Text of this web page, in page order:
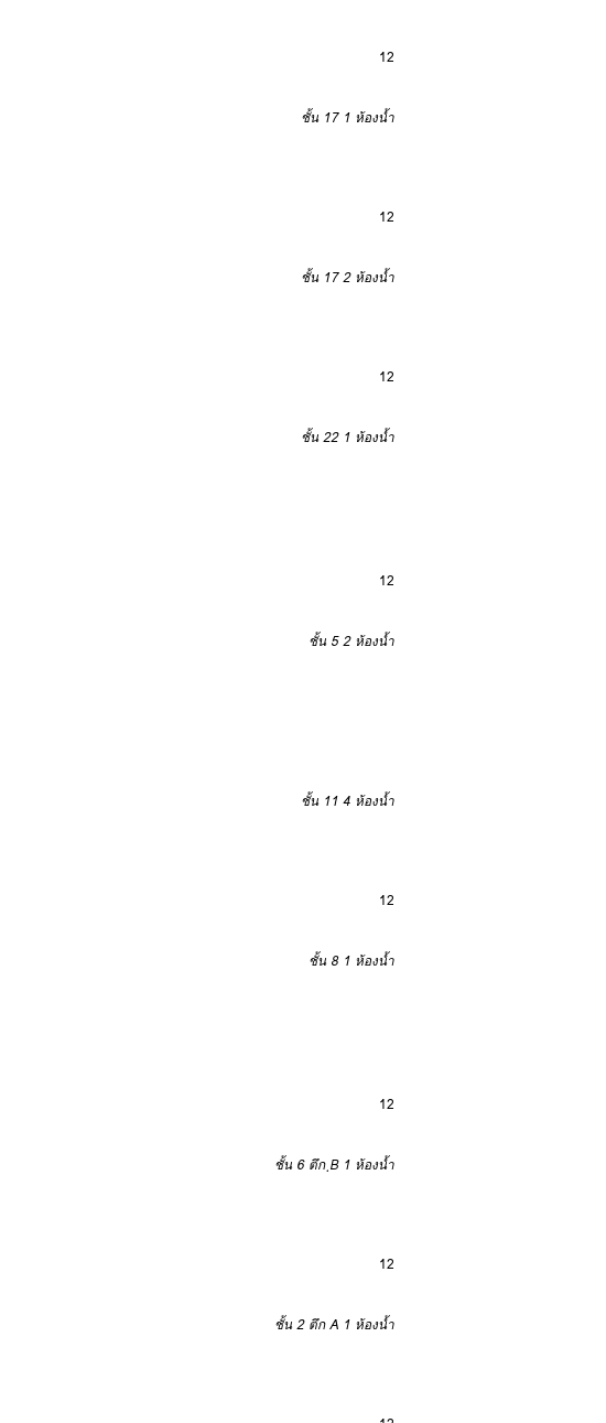
12
ชั้น 17 1 ห้องน้ำ
12
ชั้น 17 2 ห้องน้ำ
12
ชั้น 22 1 ห้องน้ำ
12
ชั้น 5 2 ห้องน้ำ
ชั้น 11 4 ห้องน้ำ
12
ชั้น 8 1 ห้องน้ำ
12
ชั้น 6 ตึก ฺB 1 ห้องน้ำ
12
ชั้น 2 ตึก A 1 ห้องน้ำ